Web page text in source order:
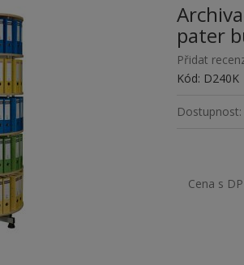
pater
Přidat
Kód: D240K
Dostupnost:
Cena s